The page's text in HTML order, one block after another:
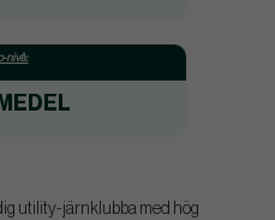
nivå:
utility-järnklubba med hög